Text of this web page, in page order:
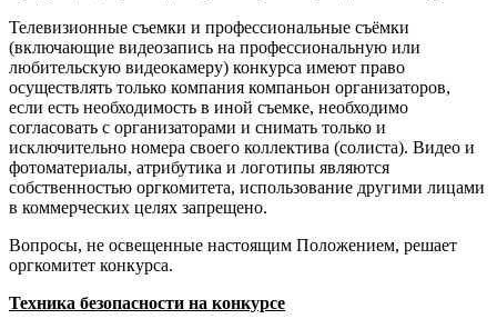
Телевизионные съемки и профессиональные съёмки
(включающие видеозапись на профессиональную или
любительскую видеокамеру) конкурса имеют право
осуществлять только компания компаньон организаторов,
если есть необходимость в иной съемке, необходимо
согласовать с организаторами и снимать только и
исключительно номера своего коллектива (солиста). Видео и
фотоматериалы, атрибутика и логотипы являются
собственностью оргкомитета, использование другими лицами
в коммерческих целях запрещено.
Вопросы, не освещенные настоящим Положением, решает
оргкомитет конкурса.
Техника безопасности на конкурсе